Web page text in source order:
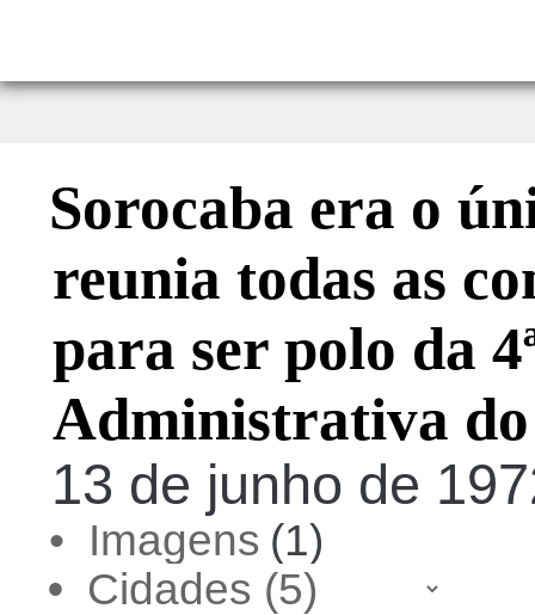
Sorocaba era o
reunia todas as
para ser polo da
Administrativa do
13 de junho de
• Imagens(1)
•